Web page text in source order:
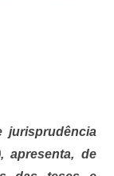
jurisprudência
apresenta, de